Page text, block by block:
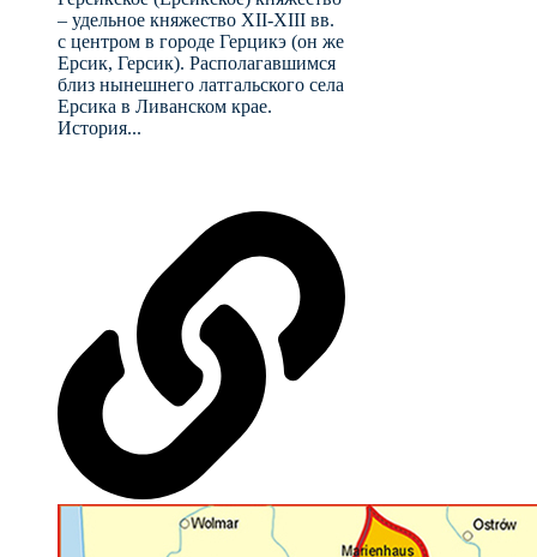
– удельное княжество XII-XIII вв.
с центром в городе Герцикэ (он же
Ерсик, Герсик). Располагавшимся
близ нынешнего латгальского села
Ерсика в Ливанском крае.
История...